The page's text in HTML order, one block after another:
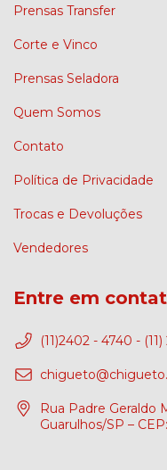
Prensas Transfer
Corte e Vinco
Prensas Seladora
Quem Somos
Contato
Política de Privacidade
Trocas e Devoluções
Vendedores
Entre em
(11)2402 - 4740 -
Rua Padre Geraldo
Guarulhos/SP –